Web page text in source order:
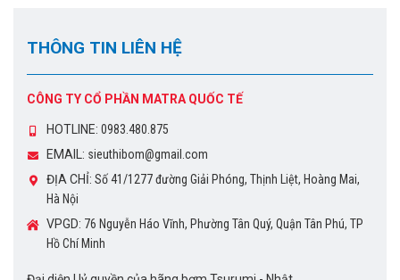
THÔNG TIN LIÊN HỆ
CÔNG TY CỔ PHẦN MATRA QUỐC TẾ
HOTLINE: 0983.480.875
EMAIL: sieuthibom@gmail.com
ĐỊA CHỈ: Số 41/1277 đường Giải Phóng, Thịnh Liệt, Hoàng Mai,
Hà Nội
VPGD: 76 Nguyễn Háo Vĩnh, Phường Tân Quý, Quận Tân Phú, TP
Hồ Chí Minh